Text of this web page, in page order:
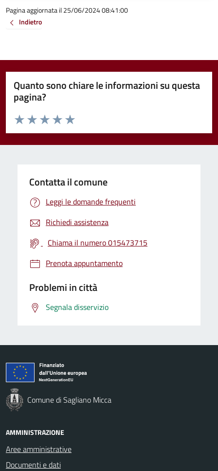
Pagina aggiornata il 25/06/2024 08:41:00
Indietro
Quanto sono chiare le informazioni su questa
pagina?
Valuta da 1 a 5 stelle la pagina
Valuta 5 stelle su 5
Valuta 4 stelle su 5
Valuta 3 stelle su 5
Valuta 2 stelle su 5
Valuta 1 stelle su 5
Contatta il comune
Leggi le domande frequenti
Richiedi assistenza
Chiama il numero 015473715
Prenota appuntamento
Problemi in città
Segnala disservizio
Comune di Sagliano Micca
AMMINISTRAZIONE
Aree amministrative
Documenti e dati